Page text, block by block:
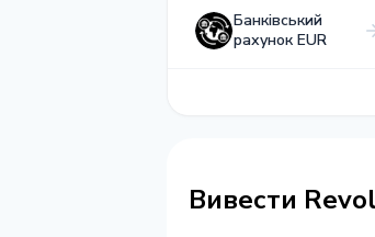
Банківський
рахунок EUR
Вивести